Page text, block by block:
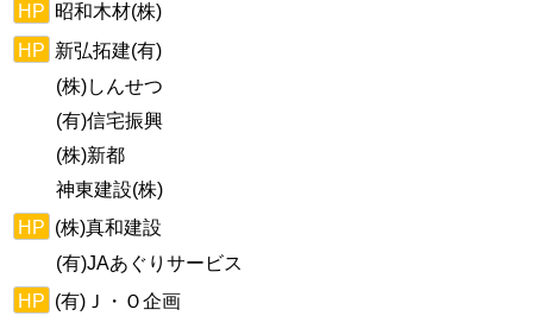
HP 昭和木材(株)
HP 新弘拓建(有)
(株)しんせつ
(有)信宅振興
(株)新都
神東建設(株)
HP (株)真和建設
(有)JAあぐりサービス
HP (有)Ｊ・Ｏ企画